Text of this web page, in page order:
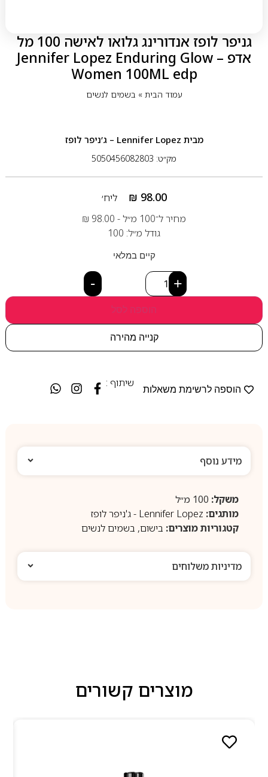
גניפר לופז אנדורינג גלואו לאישה 100 מל
אדפ – Jennifer Lopez Enduring Glow
Women 100ML edp
עמוד הבית» בשמים לנשים
מבית Lennifer Lopez – ג’ניפר לופז
מק״ט: 5050456082803
₪ 98.00
ליח׳
מחיר ל־100 מ״ל -
₪ 98.00
גודל מ״ל: 100
קיים במלאי
- +
הוספה לסל
קנייה מהירה
הוספה לרשימת משאלות
שיתוף :
מידע נוסף
משקל:100 מ״ל
מותגים: Lennifer Lopez - ג'ניפר לופז
קטגוריות מוצרים: בישום, בשמים לנשים
מדיניות משלוחים
מוצרים קשורים